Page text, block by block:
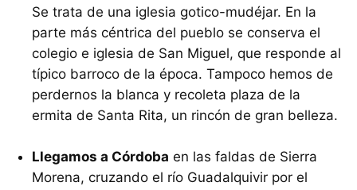
Se trata de una iglesia gotico-mudéjar. En la
parte más céntrica del pueblo se conserva el
colegio e iglesia de San Miguel, que responde al
típico barroco de la época. Tampoco hemos de
perdernos la blanca y recoleta plaza de la
ermita de Santa Rita, un rincón de gran belleza.
Llegamos a Córdoba en las faldas de Sierra
Morena, cruzando el río Guadalquivir por el